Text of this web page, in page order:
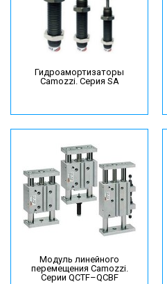
Гидроамортизаторы
Camozzi. Серия SA
Модуль линейного
перемещения Camozzi.
Серии QCTF–QCBF